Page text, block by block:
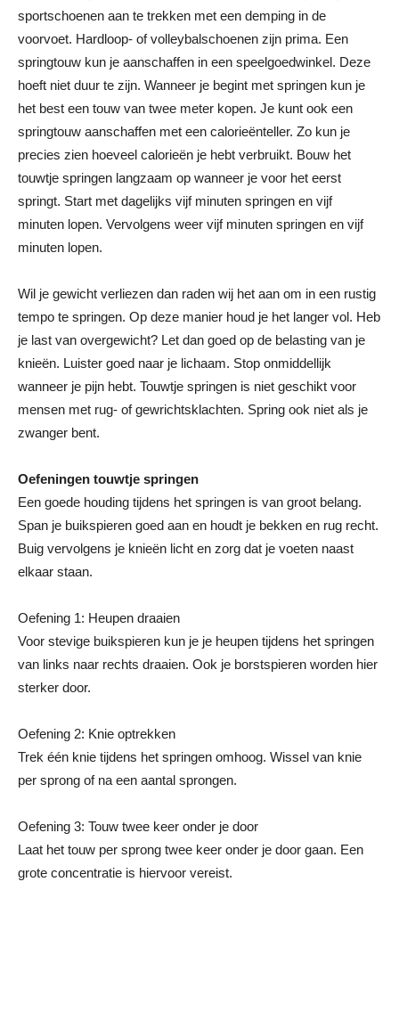
sportschoenen aan te trekken met een demping in de
voorvoet. Hardloop- of volleybalschoenen zijn prima. Een
springtouw kun je aanschaffen in een speelgoedwinkel. Deze
hoeft niet duur te zijn. Wanneer je begint met springen kun je
het best een touw van twee meter kopen. Je kunt ook een
springtouw aanschaffen met een calorieënteller. Zo kun je
precies zien hoeveel calorieën je hebt verbruikt. Bouw het
touwtje springen langzaam op wanneer je voor het eerst
springt. Start met dagelijks vijf minuten springen en vijf
minuten lopen. Vervolgens weer vijf minuten springen en vijf
minuten lopen.
Wil je gewicht verliezen dan raden wij het aan om in een rustig
tempo te springen. Op deze manier houd je het langer vol. Heb
je last van overgewicht? Let dan goed op de belasting van je
knieën. Luister goed naar je lichaam. Stop onmiddellijk
wanneer je pijn hebt. Touwtje springen is niet geschikt voor
mensen met rug- of gewrichtsklachten. Spring ook niet als je
zwanger bent.
Oefeningen touwtje springen
Een goede houding tijdens het springen is van groot belang.
Span je buikspieren goed aan en houdt je bekken en rug recht.
Buig vervolgens je knieën licht en zorg dat je voeten naast
elkaar staan.
Oefening 1: Heupen draaien
Voor stevige buikspieren kun je je heupen tijdens het springen
van links naar rechts draaien. Ook je borstspieren worden hier
sterker door.
Oefening 2: Knie optrekken
Trek één knie tijdens het springen omhoog. Wissel van knie
per sprong of na een aantal sprongen.
Oefening 3: Touw twee keer onder je door
Laat het touw per sprong twee keer onder je door gaan. Een
grote concentratie is hiervoor vereist.